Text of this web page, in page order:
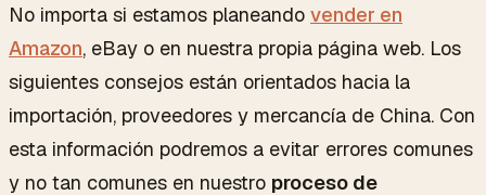
No importa si estamos planeando vender en
Amazon, eBay o en nuestra propia página web. Los
siguientes consejos están orientados hacia la
importación, proveedores y mercancía de China. Con
esta información podremos a evitar errores comunes
y no tan comunes en nuestro proceso de